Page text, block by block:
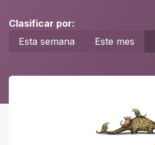
Clasificar por:
Esta semana
Este mes